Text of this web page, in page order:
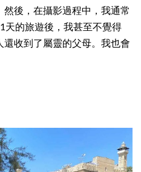
後，在攝影過程中，我通常
天的旅遊後，我甚至不覺得
收到了屬靈的父母。我也會